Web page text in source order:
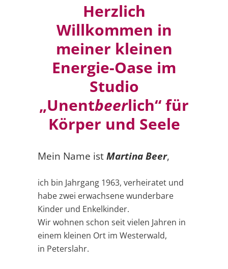
Herzlich
Willkommen in
meiner kleinen
Energie-Oase im
Studio
„Unentbeerlich“ für
Körper und Seele
Mein Name istMartina Beer,
ich bin Jahrgang 1963, verheiratet und
habe zwei erwachsene wunderbare
Kinder und Enkelkinder.
Wir wohnen schon seit vielen Jahren in
einem kleinen Ort im Westerwald,
in Peterslahr.